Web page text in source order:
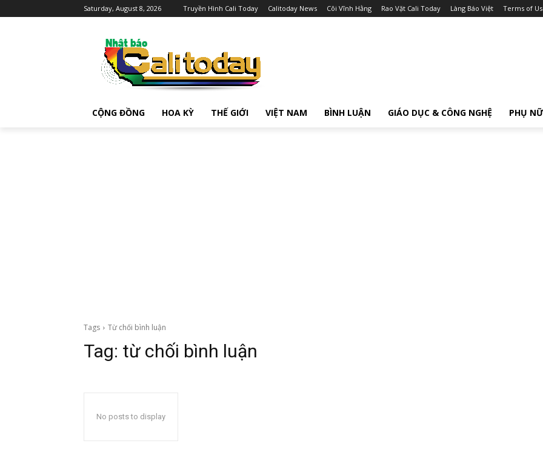
Saturday, August 8, 2026 Truyền Hình Cali Today Calitoday News Cõi Vĩnh Hằng Rao Vặt Cali Today Làng Báo Việt Terms of
CỘNG ĐỒNG HOA KỲ THẾ GIỚI VIỆT NAM BÌNH LUẬN GIÁO DỤC & CÔNG NGHỆ PHỤ NỮ
Tags Từ chối bình luận
Tag: từ chối bình luận
No posts to display